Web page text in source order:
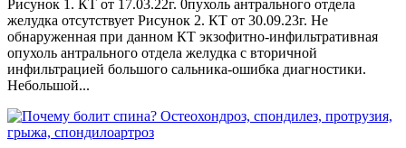
Рисунок 1. КТ от 17.03.22г. 0пухоль антрального отдела
желудка отсутствует Рисунок 2. КТ от 30.09.23г. Не
обнаруженная при данном КТ экзофитно-инфильтративная
опухоль антрального отдела желудка с вторичной
инфильтрацией большого сальника-ошибка диагностики.
Небольшой...